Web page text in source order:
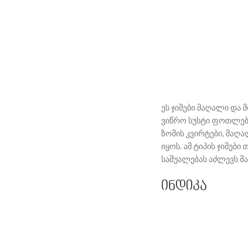
ეს ჯიშები მაღალი
ვიწრო სუსტი
ზომის კვირტები,
იყოს. ამ ტიპის
საშუალებას აძლევს
ინდიკა